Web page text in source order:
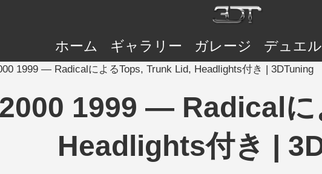
ホーム ギャラリー ガレージ デュエル
1999 — RadicalによるTops, Trunk Lid, Headlights付き | 3DTuning
1999 — Radical
Headlights付き |